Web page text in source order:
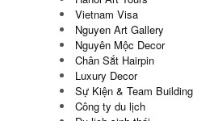
Vietnam Visa
Nguyen Art Gallery
Nguyên Mộc Decor
Chân Sắt Hairpin
Luxury Decor
Sự Kiện & Team Building
Công ty du lịch